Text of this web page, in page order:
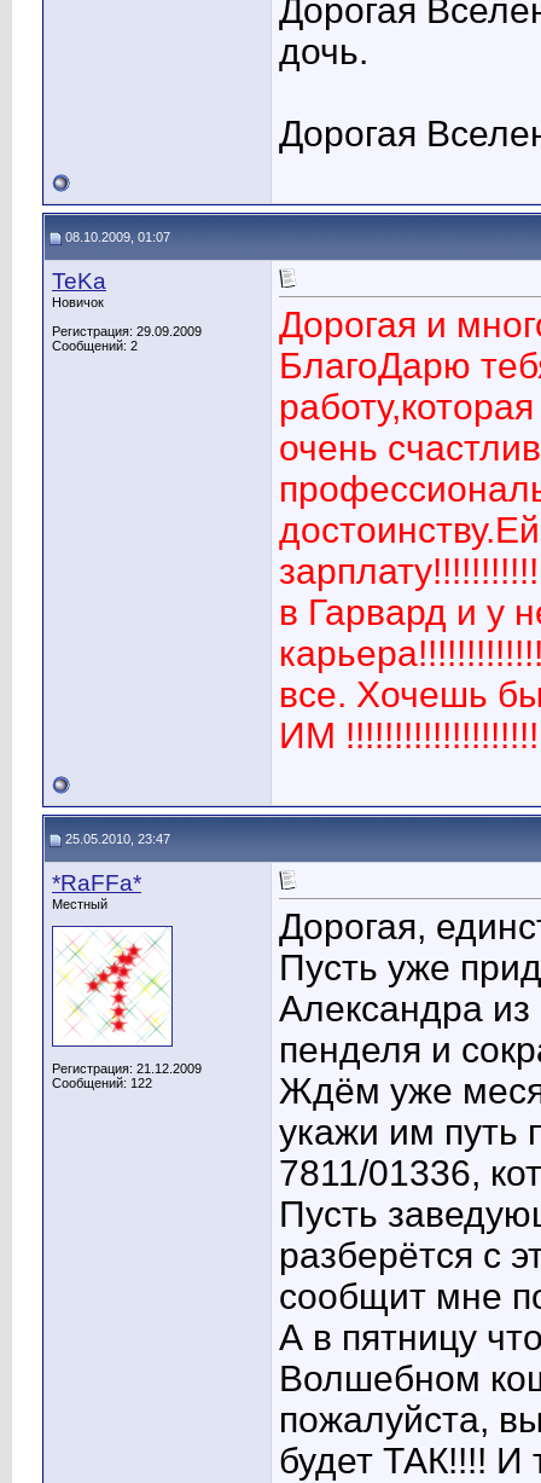
Дорогая
дочь.
Дорогая
08.10.2009, 01:07
TeKa
Новичок
Регистрация: 29.09.2009
Сообщений: 2
Дорогая и
БлагоДарю
очень
в Гарвард и у
все. Хочешь
ИМ
25.05.2010, 23:47
*RaFFa*
Местный
Регистрация: 21.12.2009
Сообщений: 122
Дорогая,
Пусть уже
Александра
пенделя и
Ждём уже
укажи им путь
7811/01336,
Пусть
разберётся с
сообщит мне
А в пятницу
Волшебном
пожалуйста,
будет ТАК!!!! И